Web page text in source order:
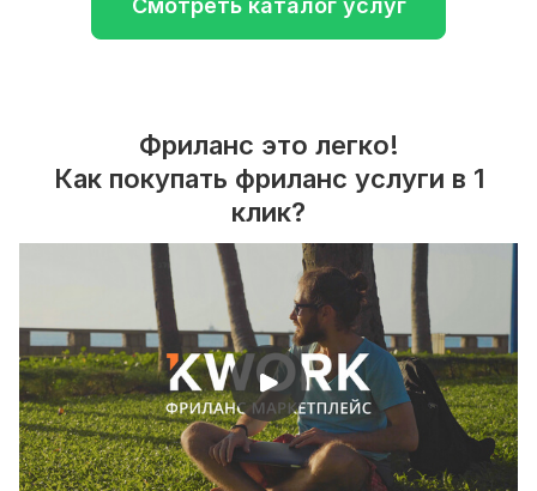
Смотреть каталог услуг
Фриланс это легко!
Как покупать фриланс услуги в 1
клик?